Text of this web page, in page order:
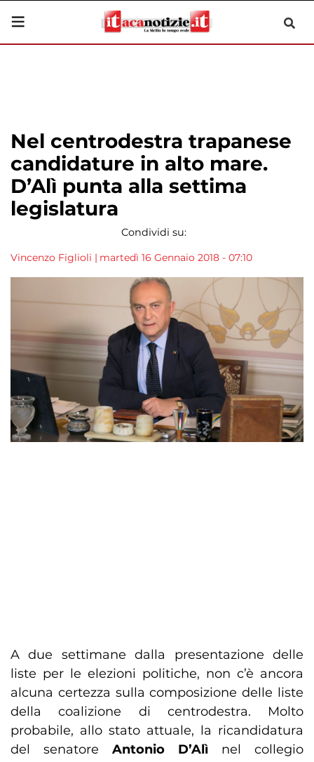
Nel centrodestra trapanese
candidature in alto mare.
D’Alì punta alla settima
legislatura
Condividi su:
Vincenzo Figlioli | martedì 16 Gennaio 2018 - 07:10
A due settimane dalla presentazione delle
liste per le elezioni politiche, non c’è ancora
alcuna certezza sulla composizione delle liste
della coalizione di centrodestra. Molto
probabile, allo stato attuale, la ricandidatura
del senatore Antonio D’Alì nel collegio